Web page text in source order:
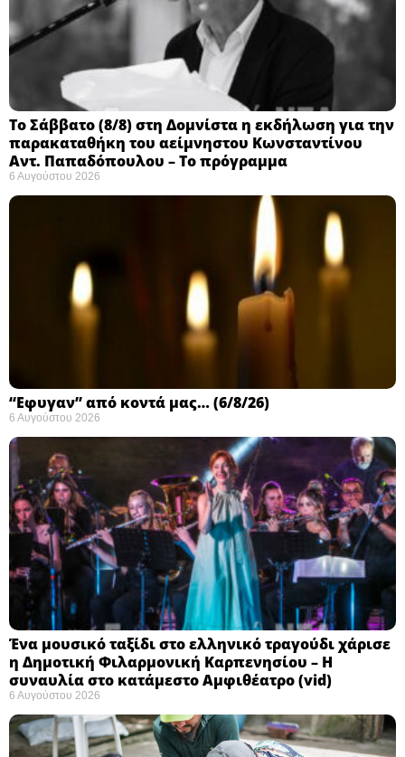
Το Σάββατο (8/8) στη Δομνίστα η εκδήλωση για την
παρακαταθήκη του αείμνηστου Κωνσταντίνου
Αντ. Παπαδόπουλου – Το πρόγραμμα
6 Αυγούστου 2026
“Εφυγαν” από κοντά μας… (6/8/26)
6 Αυγούστου 2026
Ένα μουσικό ταξίδι στο ελληνικό τραγούδι χάρισε
η Δημοτική Φιλαρμονική Καρπενησίου – Η
συναυλία στο κατάμεστο Αμφιθέατρο (vid)
6 Αυγούστου 2026